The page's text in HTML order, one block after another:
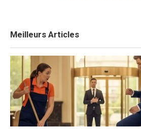
Meilleurs Articles